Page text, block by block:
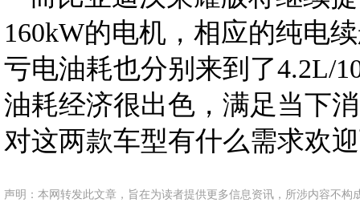
160kW的电机，相应的纯电
亏电油耗也分别来到了4.2L/
油耗经济很出色，满足当下
对这两款车型有什么需求欢
声明：本网转发此文章，旨在为读者提供更多信息资讯，所涉内容不